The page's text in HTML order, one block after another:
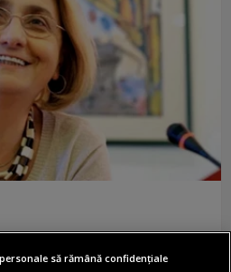
obișnuit al
fi sigur de excluderea unei
să rămână confidențiale